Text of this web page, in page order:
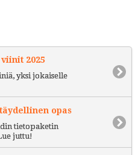
2025
yksi jokaiselle
opas
tietopaketin
juttu!